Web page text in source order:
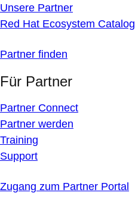
Unsere Partner
Red Hat Ecosystem Catalog
Partner finden
Für Partner
Partner Connect
Partner werden
Training
Support
Zugang zum Partner Portal